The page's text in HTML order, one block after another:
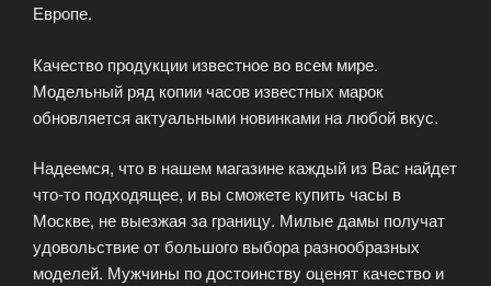
Европе.
Качество продукции известное во всем мире.
Модельный ряд копии часов известных марок
обновляется актуальными новинками на любой вкус.
Надеемся, что в нашем магазине каждый из Вас найдет
что-то подходящее, и вы сможете купить часы в
Москве, не выезжая за границу. Милые дамы получат
удовольствие от большого выбора разнообразных
моделей. Мужчины по достоинству оценят качество и